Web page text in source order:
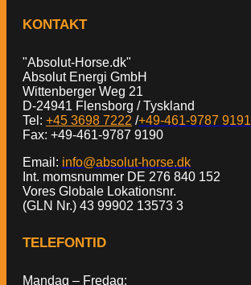
KONTAKT
"Absolut-Horse.dk"
Absolut Energi GmbH
Wittenberger Weg 21
D-24941 Flensborg / Tyskland
Tel: +45 3698 7222 /+49-461-9787 9191
Fax: +49-461-9787 9190
Email: info@absolut-horse.dk
Int. momsnummer DE 276 840 152
Vores Globale Lokationsnr.
(GLN Nr.) 43 99902 13573 3
TELEFONTID
Mandag – Fredag: